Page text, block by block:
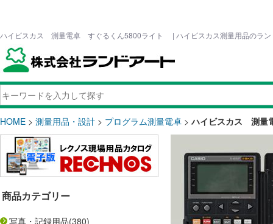
ハイビスカス 測量電卓 すぐるくん5800ライト | ハイビスカス測量用品のラン
HOME > 測量用品・設計 > プログラム測量電卓 >ハイビスカス 測
商品カテゴリー
写真・記録用品(380)